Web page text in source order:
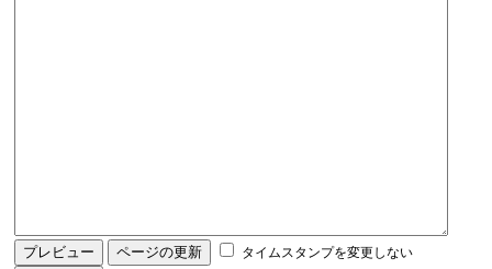
タイムスタンプを変更しない